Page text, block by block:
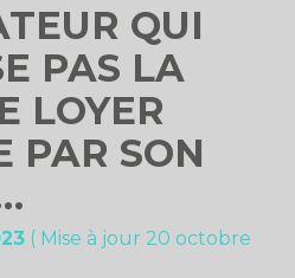
QUI
PAS LA
LOYER
PAR SON
( Mise à jour 20 octobre